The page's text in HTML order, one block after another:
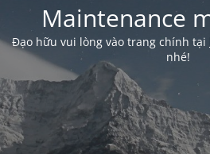
Maintenance
Đạo hữu vui lòng vào trang chính tại
nhé!